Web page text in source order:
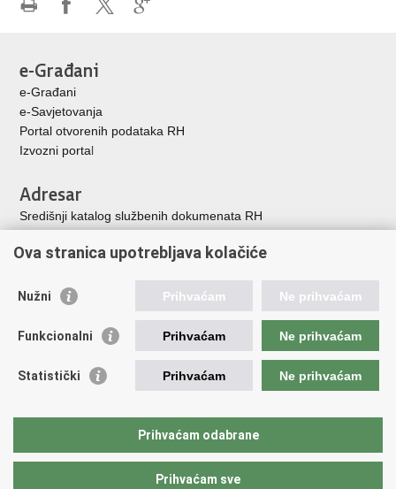
Facebooku
X-
e-Građani
e-Građani
e-Savjetovanja
Portal otvorenih podataka RH
Izvozni portal
Adresar
Središnji katalog službenih dokumenata RH
Adresar političkih stranaka u RH
Vlada Republike Hrvatske
Memorijalni centar Domovinskog rata Vukovar
Zaklada hrvatskih branitelja iz Domovinskog rata
Pučki pravobranitelj
Povjerenik za informiranje
Ova stranica upotrebljava kolačiće
Nužni Prihvaćam Ne prihvaćam
Funkcionalni Prihvaćam Ne prihvaćam
Statistički Prihvaćam Ne prihvaćam
Prihvaćam odabrane
Prihvaćam sve